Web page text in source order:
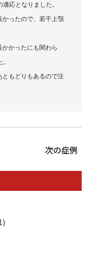
応となりました。
かったので、若干上顎
かったにも関わら
もどりもあるので注
次の症例